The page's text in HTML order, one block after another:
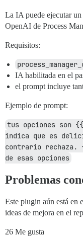
La IA puede ejecutar
OpenAI de Process
Requisitos:
IA habilitada en el
el prompt incluye
Ejemplo de prompt:
tus opciones son
indica que es
contrario rechaza.
de esas opciones
Problemas
Este plugin aún está en
ideas de mejora en el
26 Me gusta